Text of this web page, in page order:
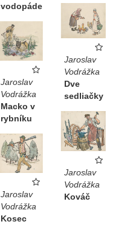
vodopáde
Jaroslav
Vodrážka
Dve
sedliačky
Jaroslav
Vodrážka
Macko v
rybníku
Jaroslav
Vodrážka
Kováč
Jaroslav
Vodrážka
Kosec